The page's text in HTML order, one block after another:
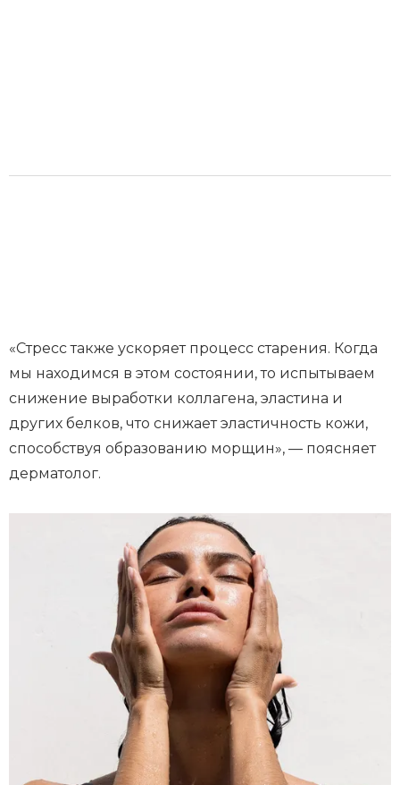
«Стресс также ускоряет процесс старения. Когда
мы находимся в этом состоянии, то испытываем
снижение выработки коллагена, эластина и
других белков, что снижает эластичность кожи,
способствуя образованию морщин», — поясняет
дерматолог.